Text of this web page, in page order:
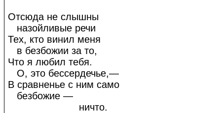
Отсюда не слышны
назойливые речи
Тех, кто винил меня
в безбожии за то,
Что я любил тебя.
О, это бессердечье,—
В сравненье с ним само
безбожие—
ничто.